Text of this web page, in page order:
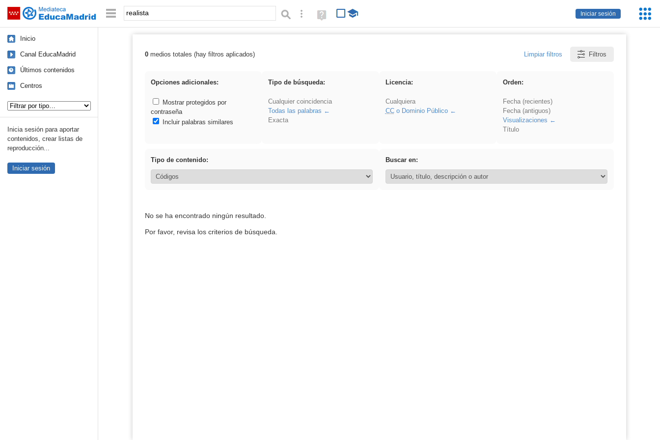
Saltar navegación
Iniciar sesión
Palabra o frase: Búsqueda avanzada
Ayuda
(en
Inicio
Canal EducaMadrid
Últimos contenidos
Centros
Inicia sesión para aportar
contenidos, crear listas de
reproducción...
Iniciar sesión
Resultados de: realista
0medios totales (hay filtros aplicados) Limpiar filtros Filtros
Opciones adicionales:
Mostrar protegidos por
contraseña
Incluir palabras similares
Tipo de búsqueda:
Cualquier coincidencia
Todas las palabras
Exacta
Licencia:
Cualquiera
CCo Dominio Público
Orden:
Fecha (recientes)
Fecha (antiguos)
Visualizaciones
Título
Tipo de contenido: Buscar en:
No se ha encontrado ningún resultado.
Por favor, revisa los criterios de búsqueda.